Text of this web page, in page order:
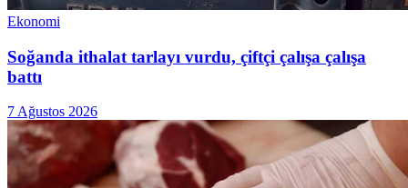
Ekonomi
Soğanda ithalat tarlayı vurdu, çiftçi çalışa çalışa
battı
7 Ağustos 2026